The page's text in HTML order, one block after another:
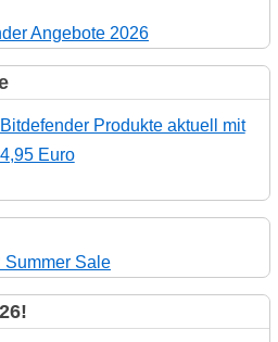
Produkte aktuell mit
Euro